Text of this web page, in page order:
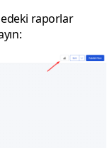
raporlar